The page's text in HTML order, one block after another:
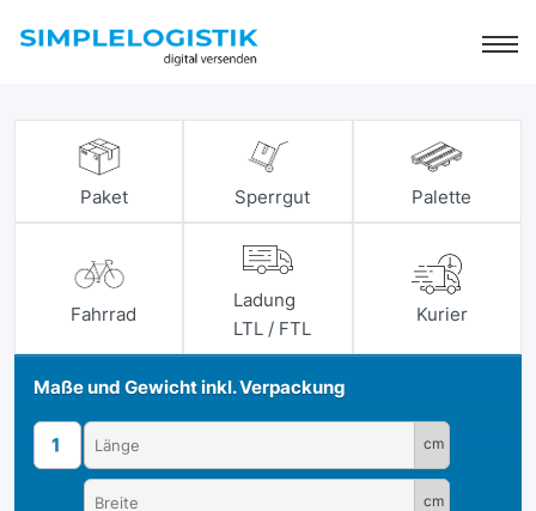
Paket Sperrgut Palette
Fahrrad
Ladung
LTL / FTL
Kurier
Maße und Gewicht inkl. Verpackung
1 cm
cm